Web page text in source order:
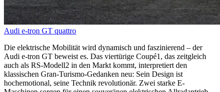
Audi e-tron GT quattro
Die elektrische Mobilität wird dynamisch und faszinierend – der
Audi e-tron GT beweist es. Das viertürige Coupé1, das zeitgleich
auch als RS-Modell2 in den Markt kommt, interpretiert den
klassischen Gran-Turismo-Gedanken neu: Sein Design ist
hochemotional, seine Technik revolutionär. Zwei starke E-